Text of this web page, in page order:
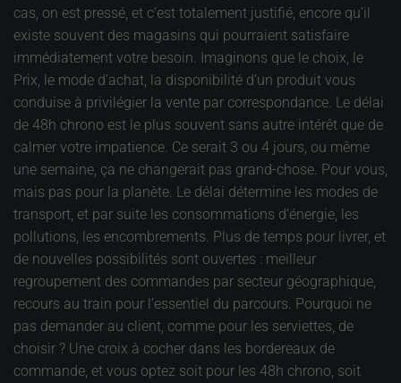
cas, on est pressé, et c’est totalement justifié, encore qu’il
existe souvent des magasins qui pourraient satisfaire
immédiatement votre besoin. Imaginons que le choix, le
Prix, le mode d’achat, la disponibilité d’un produit vous
conduise à privilégier la vente par correspondance. Le délai
de 48h chrono est le plus souvent sans autre intérêt que de
calmer votre impatience. Ce serait 3 ou 4 jours, ou même
une semaine, ça ne changerait pas grand-chose. Pour vous,
mais pas pour la planète. Le délai détermine les modes de
transport, et par suite les consommations d’énergie, les
pollutions, les encombrements. Plus de temps pour livrer, et
de nouvelles possibilités sont ouvertes : meilleur
regroupement des commandes par secteur géographique,
recours au train pour l’essentiel du parcours. Pourquoi ne
pas demander au client, comme pour les serviettes, de
choisir ? Une croix à cocher dans les bordereaux de
commande, et vous optez soit pour les 48h chrono, soit